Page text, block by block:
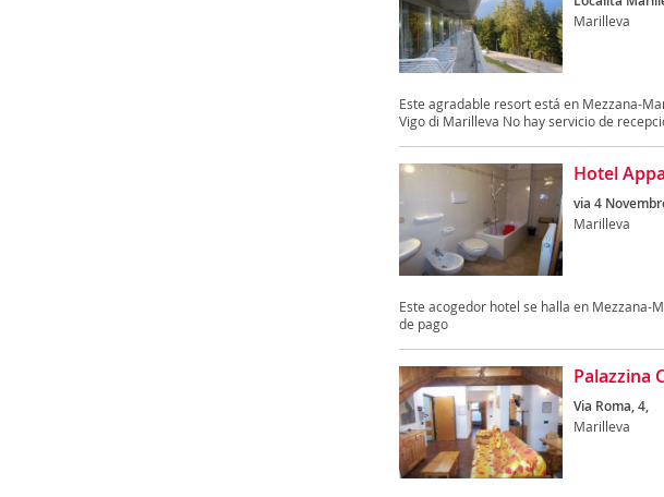
Marilleva
Este agradable resort está en Mezzana-
Vigo di Marilleva No hay servicio de
Hotel
via 4
Marilleva
Este acogedor hotel se halla en Mezzana-
de pago
Palazzina
Via Roma, 4,
Marilleva